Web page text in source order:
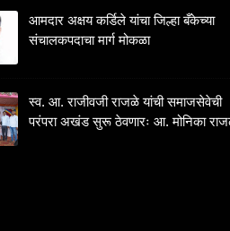
आमदार अक्षय कर्डिले यांचा जिल्हा बँकेच्या
संचालकपदाचा मार्ग मोकळा
स्व. आ. राजीवजी राजळे यांची समाजसेवेची
परंपरा अखंड सुरू ठेवणारः आ. मोनिका